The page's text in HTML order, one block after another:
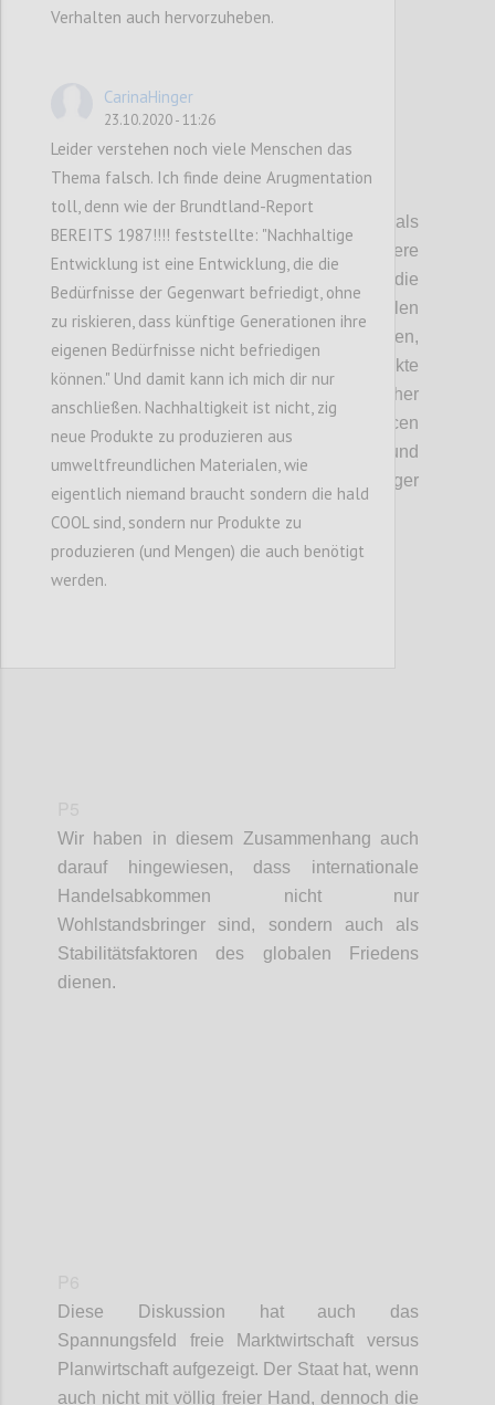
P4
Auch die Souveränität des Staates als
Mitglied von Staatsbünden, diversere
Handelsunionen und Abkommen,
schränkt die
Handlungsfähigkeit ein
. Zusätzlich spielen
hier auch noch internationale Entwicklung en,
wie das Erstarken von Regimen, Konflikte
zwischen Großmächten und Ökonomischer
Staaten
Ressourcen
, einen großen Einfluss und
weniger
vorhersehbar.
Wir haben in diesem Zusammenhang auch
darauf hingewiesen, dass internationale
Handelsabkommen
nicht nur
Wohlstandsbringer sind, sondern auch als
Stabilitätsfaktoren des globalen Friedens
dienen.
Diese Diskussion hat auch das
Spannungsfeld freie Marktwirtschaft versus
Planwirtschaft aufgezeigt. Der Staat hat, wenn
auch nicht mit völlig freierHand , dennoch die
Verhalten auch hervorzuheben.
CarinaHinger
23.10.2020 - 11:26
Leider verstehen noch viele Menschen das
Thema falsch. Ich finde deine Arugmentation
toll, denn wie der Brundtland-Report
BEREITS 1987!!!! feststellte: "Nachhaltige
Entwicklung ist eine Entwicklung, die die
Bedürfnisse der Gegenwart befriedigt, ohne
zu riskieren, dass künftige Generationen ihre
eigenen Bedürfnisse nicht befriedigen
können." Und damit kann ich mich dir nur
anschließen. Nachhaltigkeit ist nicht, zig
neue Produkte zu produzieren aus
umweltfreundlichen Materialen, wie
eigentlich niemand braucht sondern die hald
COOL sind, sondern nur Produkte zu
produzieren (und Mengen) die auch benötigt
werden.